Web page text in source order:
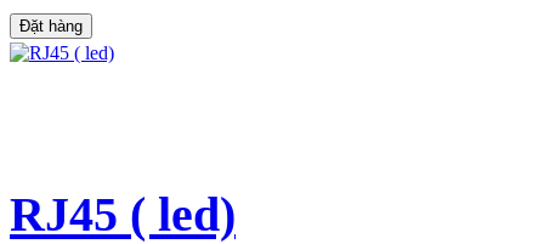
Đặt hàng
RJ45 ( led)